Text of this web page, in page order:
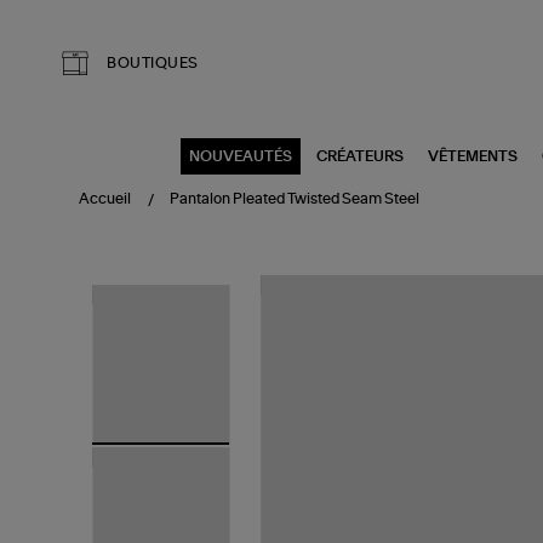
BOUTIQUES
NOUVEAUTÉS CRÉATEURS VÊTEMENTS
Accueil Pantalon Pleated Twisted Seam Steel